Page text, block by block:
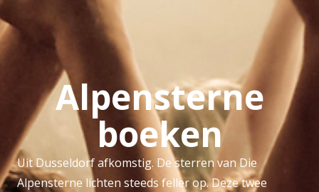
Alpensterne
boeken
Uit Dusseldorf afkomstig. De sterren van Die
Alpensterne lichten steeds feller op. Deze twee